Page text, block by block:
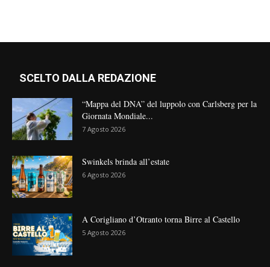
SCELTO DALLA REDAZIONE
“Mappa del DNA” del luppolo con Carlsberg per la
Giornata Mondiale...
7 Agosto 2026
Swinkels brinda all’estate
6 Agosto 2026
A Corigliano d’Otranto torna Birre al Castello
5 Agosto 2026